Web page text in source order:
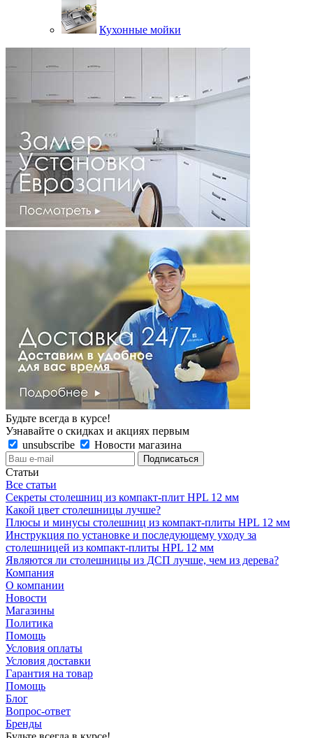
Кухонные мойки
Будьте всегда в курсе!
Узнавайте о скидках и акциях первым
unsubscribe
Новости магазина
Статьи
Все статьи
Секреты столешниц из компакт-плит HPL 12 мм
Какой цвет столешницы лучше?
Плюсы и минусы столешниц из компакт-плиты HPL 12 мм
Инструкция по установке и последующему уходу за
столешницей из компакт-плиты HPL 12 мм
Являются ли столешницы из ДСП лучше, чем из дерева?
Компания
О компании
Новости
Магазины
Политика
Помощь
Условия оплаты
Условия доставки
Гарантия на товар
Помощь
Блог
Вопрос-ответ
Бренды